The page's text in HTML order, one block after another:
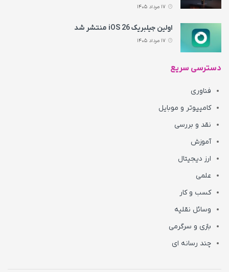
اولین جیلبریک iOS 26 منتشر شد
دسترسی سریع
فناوری
کامپیوتر و موبایل
نقد و بررسی
آموزش
ارز دیجیتال
علمی
کسب و کار
وسائل نقلیه
بازی و سرگرمی
چند رسانه ای